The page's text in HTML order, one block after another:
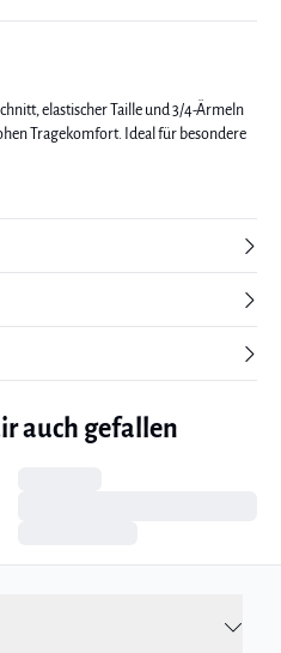
elastischer Taille und 3/4-Ärmeln
Tragekomfort. Ideal für besondere
auch gefallen